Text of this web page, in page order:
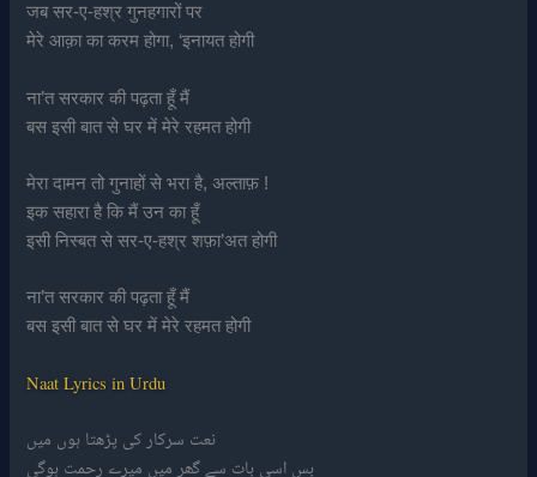
जब सर-ए-हश्र गुनहगारों पर
मेरे आक़ा का करम होगा, ‘इनायत होगी
ना’त सरकार की पढ़ता हूँ मैं
बस इसी बात से घर में मेरे रहमत होगी
मेरा दामन तो गुनाहों से भरा है, अल्ताफ़ !
इक सहारा है कि मैं उन का हूँ
इसी निस्बत से सर-ए-हश्र शफ़ा’अत होगी
ना’त सरकार की पढ़ता हूँ मैं
बस इसी बात से घर में मेरे रहमत होगी
Naat Lyrics in Urdu
نعت سرکار کی پڑھتا ہوں میں
بس اسی بات سے گھر میں میرے رحمت ہوگی